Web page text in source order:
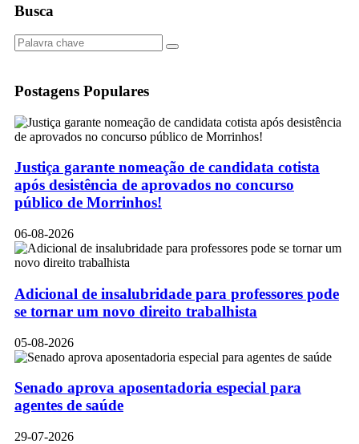
Busca
Postagens Populares
Justiça garante nomeação de candidata cotista
após desistência de aprovados no concurso
público de Morrinhos!
06-08-2026
Adicional de insalubridade para professores pode
se tornar um novo direito trabalhista
05-08-2026
Senado aprova aposentadoria especial para
agentes de saúde
29-07-2026